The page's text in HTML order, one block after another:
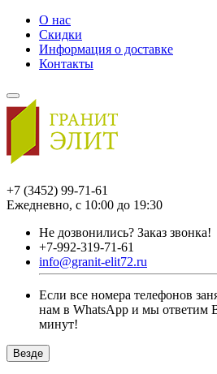
О нас
Скидки
Информация о доставке
Контакты
+7 (3452) 99-71-61
Ежедневно, с 10:00 до 19:30
Не дозвонились? Заказ звонка!
+7-992-319-71-61
info@granit-elit72.ru
Если все номера телефонов
нам в WhatsApp и мы ответим
минут!
Везде